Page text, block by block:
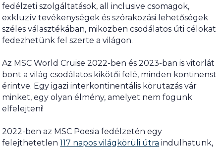
fedélzeti szolgáltatások, all inclusive csomagok,
exkluzív tevékenységek és szórakozási lehetőségek
széles választékában, miközben csodálatos úti célokat
fedezhetünk fel szerte a világon.
Az MSC World Cruise 2022-ben és 2023-ban is vitorlát
bont a világ csodálatos kikötői felé, minden kontinenst
érintve. Egy igazi interkontinentális körutazás vár
minket, egy olyan élmény, amelyet nem fogunk
elfelejteni!
2022-ben az MSC Poesia fedélzetén egy
felejthetetlen117 napos világkörüli útra indulhatunk,